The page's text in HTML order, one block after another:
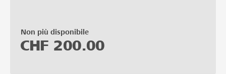
Non più disponibile
CHF 200.00